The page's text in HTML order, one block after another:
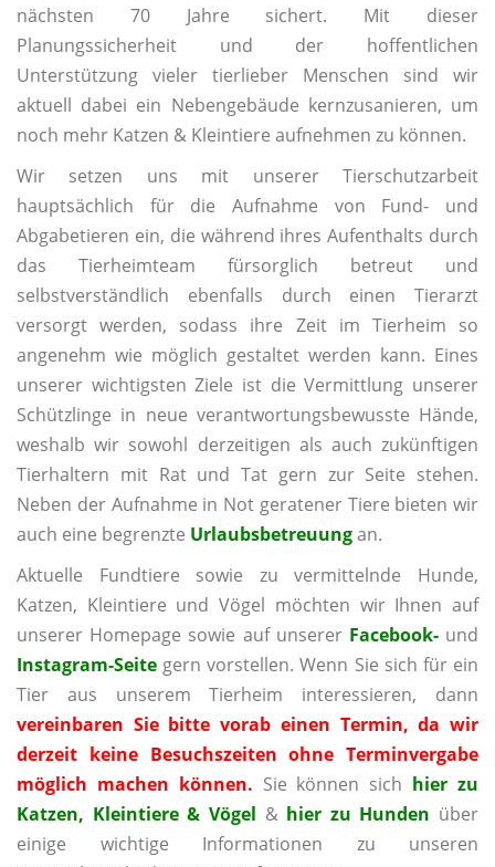
nächsten 70 Jahre sichert. Mit dieser
Planungssicherheit und der hoffentlichen
Unterstützung vieler tierlieber Menschen sind wir
aktuell dabei ein Nebengebäude kernzusanieren, um
noch mehr Katzen & Kleintiere aufnehmen zu können.
Wir setzen uns mit unserer Tierschutzarbeit
hauptsächlich für die Aufnahme von Fund- und
Abgabetieren ein, die während ihres Aufenthalts durch
das Tierheimteam fürsorglich betreut und
selbstverständlich ebenfalls durch einen Tierarzt
versorgt werden, sodass ihre Zeit im Tierheim so
angenehm wie möglich gestaltet werden kann. Eines
unserer wichtigsten Ziele ist die Vermittlung unserer
Schützlinge in neue verantwortungsbewusste Hände,
weshalb wir sowohl derzeitigen als auch zukünftigen
Tierhaltern mit Rat und Tat gern zur Seite stehen.
Neben der Aufnahme in Not geratener Tiere bieten wir
auch eine begrenzte Urlaubsbetreuungan.
Aktuelle Fundtiere sowie zu vermittelnde Hunde,
Katzen, Kleintiere und Vögel möchten wir Ihnen auf
unserer Homepage sowie auf unserer Facebook-und
Instagram-Seite gern vorstellen. Wenn Sie sich für ein
Tier aus unserem Tierheim interessieren, dann
vereinbaren Sie bitte vorab einen Termin, da wir
derzeit keine Besuchszeiten ohne Terminvergabe
möglich machen können. Sie können sich hier zu
Katzen, Kleintiere & Vögel & hier zu Hunden über
einige wichtige Informationen zu unseren